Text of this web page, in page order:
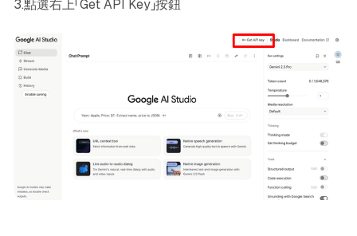
3.點選右上「Get API Key」按鈕